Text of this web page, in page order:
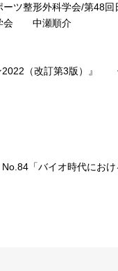
ーツ整形外科学会/第
学会 中瀬順介
2022（改訂第3版）』
「バイオ時代におけ